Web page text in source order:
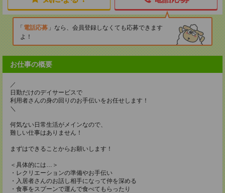
電話応募
なら、会員登録しなくても応募できます
よ！
お仕事の概要
／
日勤だけのデイサービスで
利用者さんの身の回りのお手伝いをお任せします！
＼
何気ない日常生活がメインなので、
難しい仕事はありません！
まずはできることからお願いします！
＜具体的には…＞
・レクリエーションの準備やお手伝い
・入居者さんのお話し相手になって仲を深める
・食事をスプーンで運んで食べてもらったり